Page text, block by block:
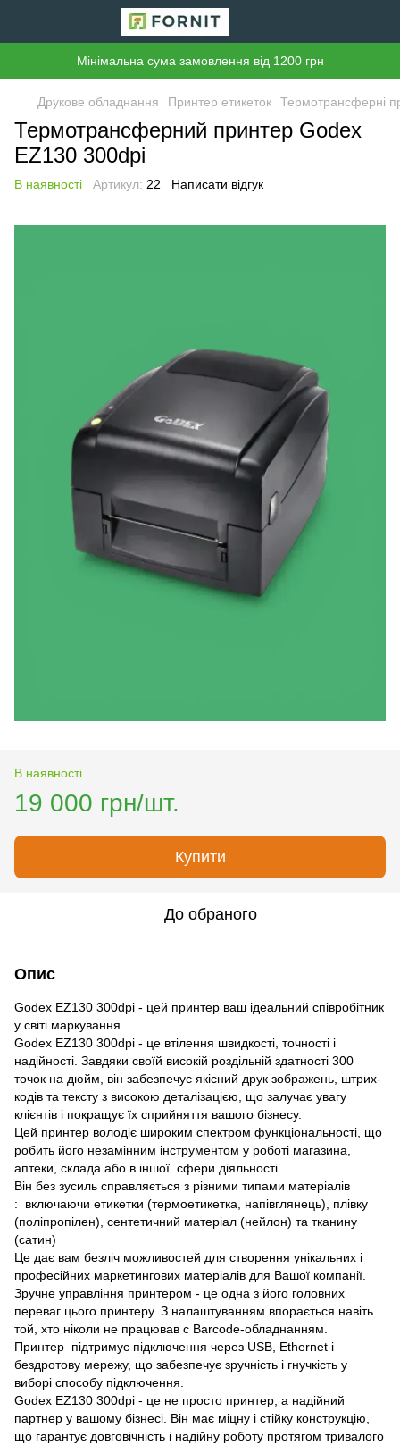
Мінімальна сума замовлення від 1200 грн
Друкове обладнання Принтер етикеток Термотрансферні
Термотрансферний принтер Godex
EZ130 300dpi
В наявності Артикул: 22 Написати відгук
В наявності
19 000 грн/шт.
Купити
До обраного
Опис
Godex EZ130 300dpi - цей принтер ваш ідеальний співробітник
у світі маркування.
Godex EZ130 300dpi - це втілення швидкості, точності і
надійності. Завдяки своїй високій роздільній здатності 300
точок на дюйм, він забезпечує якісний друк зображень, штрих-
кодів та тексту з високою деталізацією, що залучає увагу
клієнтів і покращує їх сприйняття вашого бізнесу.
Цей принтер володіє широким спектром функціональності, що
робить його незамінним інструментом у роботі магазина,
аптеки, склада або в іншої сфери діяльності.
Він без зусиль справляється з різними типами матеріалів
: включаючи етикетки (термоетикетка, напівглянець), плівку
(поліпропілен), сентетичний матеріал (нейлон) та тканину
(сатин)
Це дає вам безліч можливостей для створення унікальних і
професійних маркетингових матеріалів для Вашої компанії.
Зручне управління принтером - це одна з його головних
переваг цього принтеру. З налаштуванням впорається навіть
той, хто ніколи не працював с Barcode-обладнанням.
Принтер підтримує підключення через USB, Ethernet і
бездротову мережу, що забезпечує зручність і гнучкість у
виборі способу підключення.
Godex EZ130 300dpi - це не просто принтер, а надійний
партнер у вашому бізнесі. Він має міцну і стійку конструкцію,
що гарантує довговічність і надійну роботу протягом тривалого